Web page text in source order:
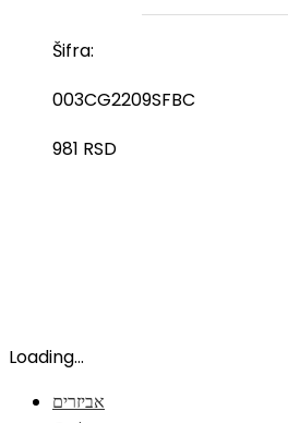
Šifra:
003CG2209SFBC
981 RSD
Loading...
אביזרים